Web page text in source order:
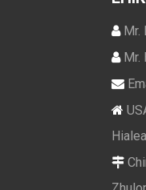
Mr.
Mr.


